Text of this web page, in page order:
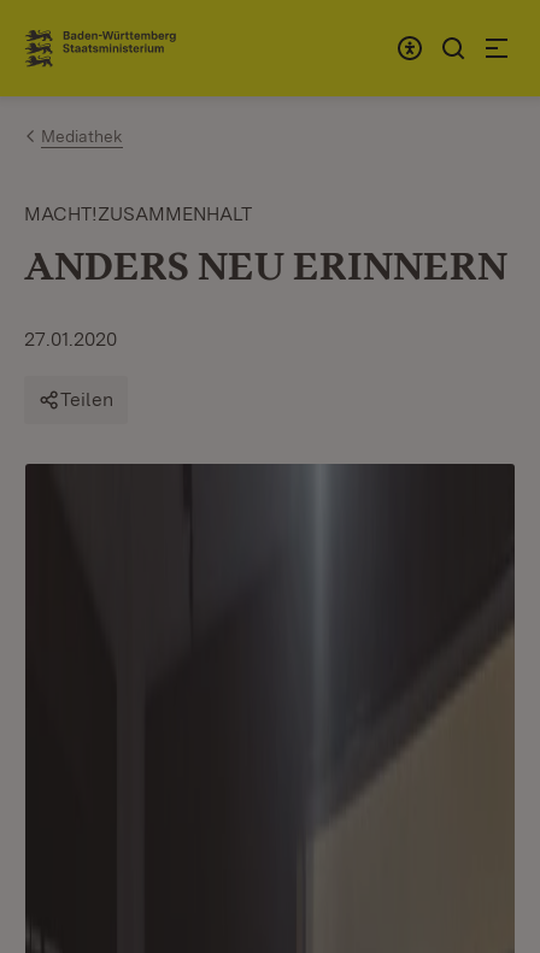
Zum Inhalt springen
Link zur Startseite
Mediathek
MACHT!ZUSAMMENHALT
ANDERS NEU ERINNERN
27.01.2020
Teilen